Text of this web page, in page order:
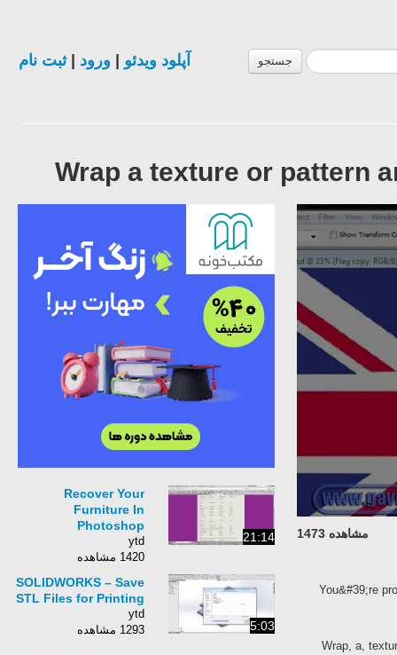
جستجو آپلود ویدئو ورود |ثبت نام
Wrap a texture or pattern
مشاهده 1473
You&#39;re
Wrap, a,
21:14
Recover Your
Furniture In
Photoshop
ytd
1420 مشاهده
5:03
SOLIDWORKS – Save
STL Files for Printing
ytd
1293 مشاهده